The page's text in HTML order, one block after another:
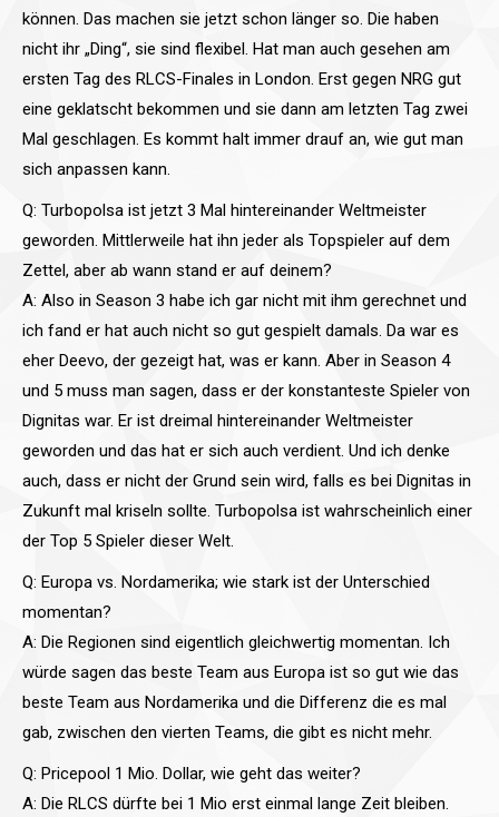
können. Das machen sie jetzt schon länger so. Die haben
nicht ihr „Ding“, sie sind flexibel. Hat man auch gesehen am
ersten Tag des RLCS-Finales in London. Erst gegen NRG gut
eine geklatscht bekommen und sie dann am letzten Tag zwei
Mal geschlagen. Es kommt halt immer drauf an, wie gut man
sich anpassen kann.
Q: Turbopolsa ist jetzt 3 Mal hintereinander Weltmeister
geworden. Mittlerweile hat ihn jeder als Topspieler auf dem
Zettel, aber ab wann stand er auf deinem?
A: Also in Season 3 habe ich gar nicht mit ihm gerechnet und
ich fand er hat auch nicht so gut gespielt damals. Da war es
eher Deevo, der gezeigt hat, was er kann. Aber in Season 4
und 5 muss man sagen, dass er der konstanteste Spieler von
Dignitas war. Er ist dreimal hintereinander Weltmeister
geworden und das hat er sich auch verdient. Und ich denke
auch, dass er nicht der Grund sein wird, falls es bei Dignitas in
Zukunft mal kriseln sollte. Turbopolsa ist wahrscheinlich einer
der Top 5 Spieler dieser Welt.
Q: Europa vs. Nordamerika; wie stark ist der Unterschied
momentan?
A: Die Regionen sind eigentlich gleichwertig momentan. Ich
würde sagen das beste Team aus Europa ist so gut wie das
beste Team aus Nordamerika und die Differenz die es mal
gab, zwischen den vierten Teams, die gibt es nicht mehr.
Q: Pricepool 1 Mio. Dollar, wie geht das weiter?
A: Die RLCS dürfte bei 1 Mio erst einmal lange Zeit bleiben.